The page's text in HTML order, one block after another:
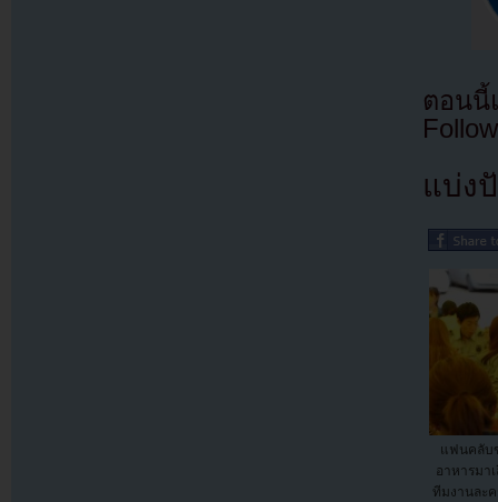
ตอนนี้
แบ่ง
แฟนคลับ
อาหารมา
ทีมงานละค